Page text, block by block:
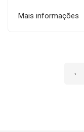
Mais informações
‹